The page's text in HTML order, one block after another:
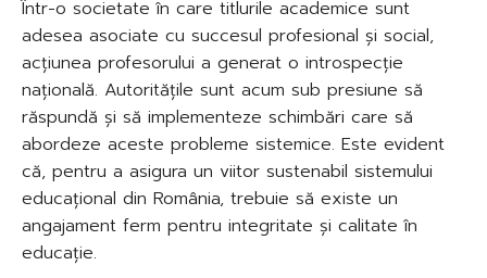
Într-o societate în care titlurile academice sunt
adesea asociate cu succesul profesional și social,
acțiunea profesorului a generat o introspecție
națională. Autoritățile sunt acum sub presiune să
răspundă și să implementeze schimbări care să
abordeze aceste probleme sistemice. Este evident
că, pentru a asigura un viitor sustenabil sistemului
educațional din România, trebuie să existe un
angajament ferm pentru integritate și calitate în
educație.